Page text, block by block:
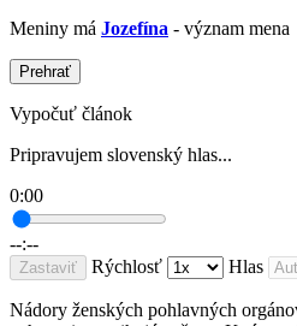
Meniny má Jozefína - význam mena
Prehrať
Vypočuť článok
Pripravujem slovenský hlas...
0:00
--:--
Zastaviť Rýchlosť Hlas
Nádory ženských pohlavných